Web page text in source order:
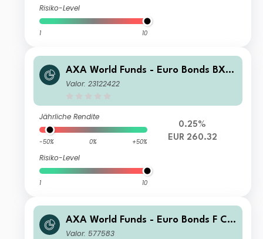
Risiko-Level
1 10
AXA World Funds - Euro Bonds BX D
istribution EUR
Valor: 23122422
Jährliche Rendite
-50% 0% +50%
Risiko-Level
1 10
0.25%
EUR 260.32
AXA World Funds - Euro Bonds F Ca
pitalisation EUR
Valor: 577583